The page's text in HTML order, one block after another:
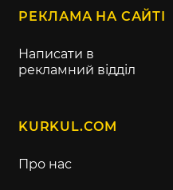
РЕКЛАМА НА САЙТІ
Написати в
рекламний відділ
KURKUL.COM
Про нас